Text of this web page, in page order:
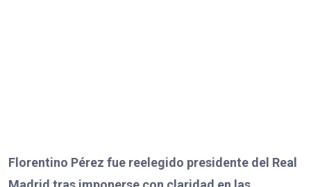
Florentino Pérez fue reelegido presidente del Real